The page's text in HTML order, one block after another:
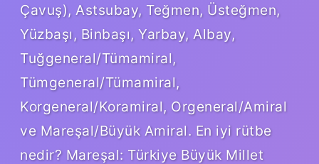
Çavuş), Astsubay, Teğmen, Üsteğmen,
Yüzbaşı, Binbaşı, Yarbay, Albay,
Tuğgeneral/Tümamiral,
Tümgeneral/Tümamiral,
Korgeneral/Koramiral, Orgeneral/Amiral
ve Mareşal/Büyük Amiral. En iyi rütbe
nedir? Mareşal: Türkiye Büyük Millet